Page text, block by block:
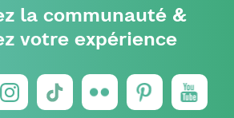
la communauté &
votre expérience